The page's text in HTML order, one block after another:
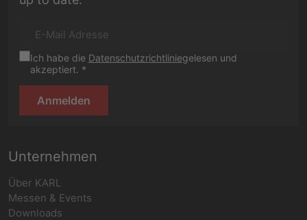
Ich habe die Datenschutzrichtliniegelesen und
akzeptiert. *
Anmelden
Unternehmen
Über KARL
Messen & Events
Downloads